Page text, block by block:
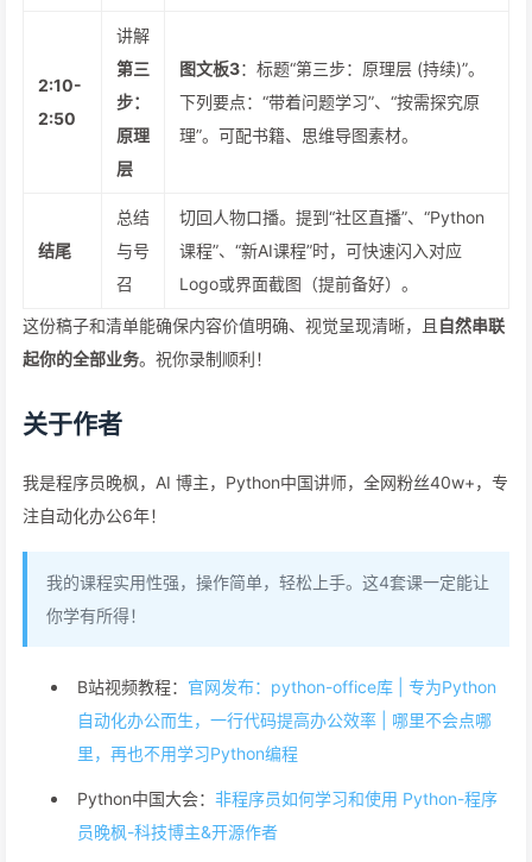
2:10-
2:50
讲解
第三
步：
原理
层
图文板3：标题“第三步：原理层 (持续)”。
下列要点：“带着问题学习”、“按需探究原
理”。可配书籍、思维导图素材。
结尾
总结
与号
召
切回人物口播。提到“社区直播”、“Python
课程”、“新AI课程”时，可快速闪入对应
Logo或界面截图（提前备好）。
这份稿子和清单能确保内容价值明确、视觉呈现清晰，且 自然串联
起你的全部业务。祝你录制顺利！
关于作者
我是程序员晚枫，AI 博主，Python中国讲师，全网粉丝40w+，专
注自动化办公6年！
我的课程实用性强，操作简单，轻松上手。这4套课一定能让
你学有所得！
B站视频教程： 官网发布：python-office库 | 专为Python
自动化办公而生，一行代码提高办公效率 | 哪里不会点哪
里，再也不用学习Python编程
Python中国大会： 非程序员如何学习和使用 Python-程序
员晚枫-科技博主&开源作者